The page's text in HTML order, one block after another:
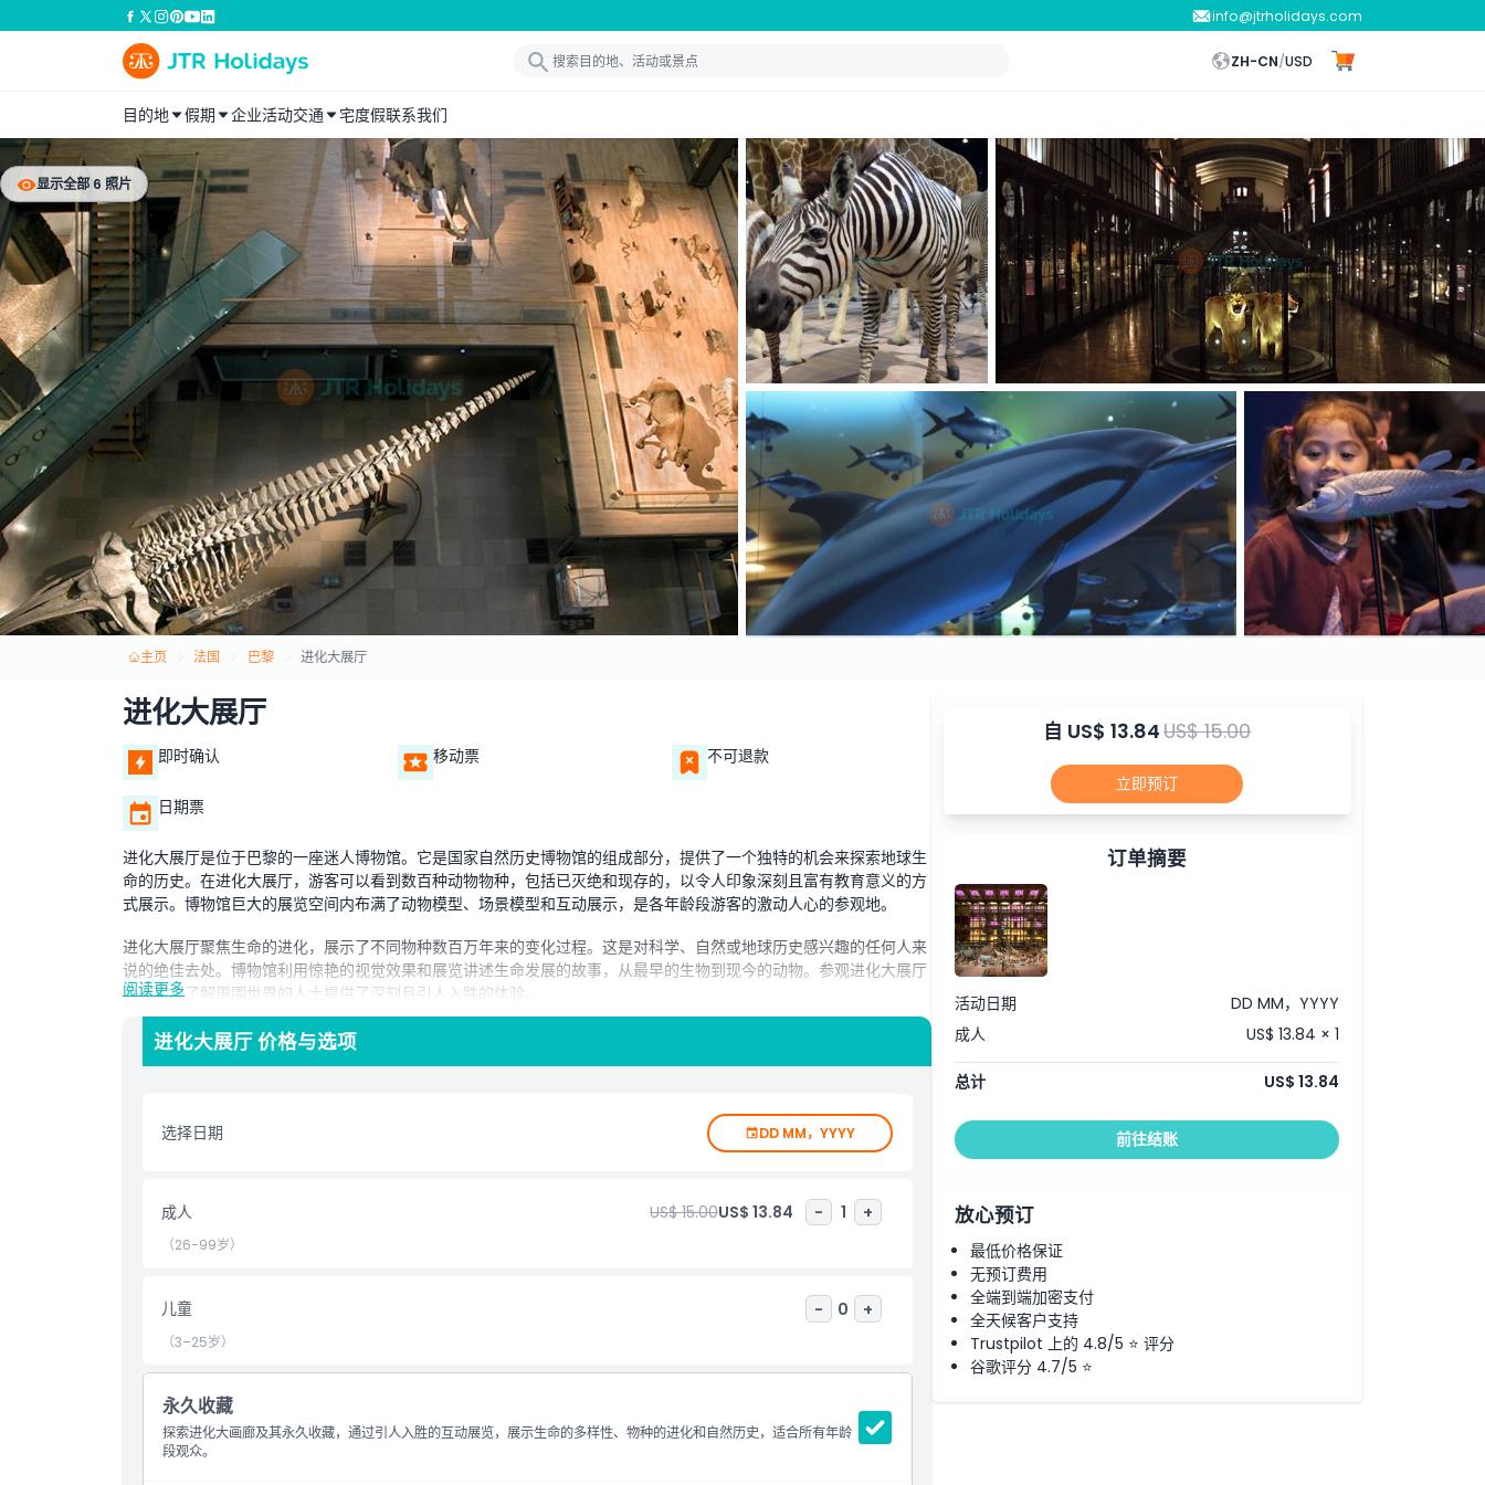
info@jtrholidays.com
ZH-CN/USD
目的地 假期 企业活动交通 宅度假联系我们
显示全部 6 照片
主页 法国 巴黎 进化大展厅
进化大展厅
即时确认 移动票 不可退款
日期票
进化大展厅是位于巴黎的一座迷人博物馆。它是国家自然历史博物馆的组成部分，提供了一个独特的机会来探索地球生
命的历史。在进化大展厅，游客可以看到数百种动物物种，包括已灭绝和现存的，以令人印象深刻且富有教育意义的方
式展示。博物馆巨大的展览空间内布满了动物模型、场景模型和互动展示，是各年龄段游客的激动人心的参观地。
进化大展厅聚焦生命的进化，展示了不同物种数百万年来的变化过程。这是对科学、自然或地球历史感兴趣的任何人来
说的绝佳去处。博物馆利用惊艳的视觉效果和展览讲述生命发展的故事，从最早的生物到现今的动物。参观进化大展厅
为任何想了解周围世界的人士提供了深刻且引人入胜的体验。
进化大展厅位于巴黎市中心，交通便利，是科学爱好者和游客的热门参观点。无论是与家人还是朋友一起探索，博物馆
亮点
儿童成人政策
营业时间
位置
阅读更多
进化大展厅 价格与选项
选择日期 DD MM，YYYY
成人 US$ 15.00US$ 13.84 - 1 +
（26-99岁）
儿童 - 0 +
（3–25岁）
永久收藏
探索进化大画廊及其永久收藏，通过引人入胜的互动展览，展示生命的多样性、物种的进化和自然历史，适合所有年龄
段观众。
自 US$ 13.84US$ 15.00
立即预订
订单摘要
活动日期
DD MM，YYYY
成人
US$ 13.84 × 1
总计 US$ 13.84
前往结账
放心预订
最低价格保证
无预订费用
全端到端加密支付
全天候客户支持
Trustpilot 上的 4.8/5 ⭐ 评分
谷歌评分 4.7/5 ⭐